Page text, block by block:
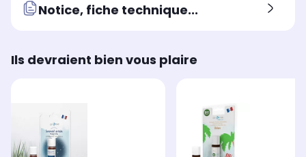
Notice, fiche technique...
Ils devraient bien vous plaire